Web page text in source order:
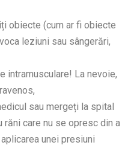
obiecte (cum ar fi obiecte
leziuni sau sângerări,
intramusculare! La nevoie,
sau mergeți la spital
care nu se opresc din a
unei presiuni